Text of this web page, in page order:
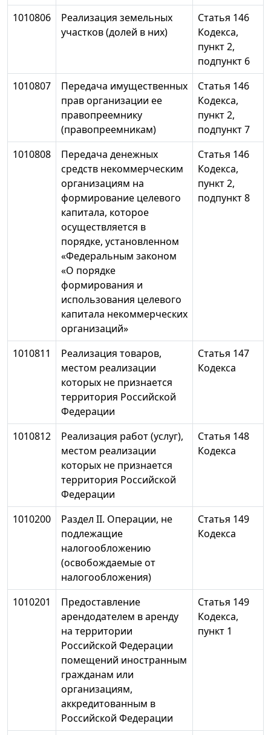
1010806
Реализация земельных
участков (долей в них)
Статья 146
Кодекса,
пункт 2,
подпункт 6
1010807
Передача имущественных
прав организации ее
правопреемнику
(правопреемникам)
Статья 146
Кодекса,
пункт 2,
подпункт 7
1010808
Передача денежных
средств некоммерческим
организациям на
формирование целевого
капитала, которое
осуществляется в
порядке, установленном
«Федеральным законом
«О порядке
формирования и
использования целевого
капитала некоммерческих
организаций»
Статья 146
Кодекса,
пункт 2,
подпункт 8
1010811
Реализация товаров,
местом реализации
которых не признается
территория Российской
Федерации
Статья 147
Кодекса
1010812
Реализация работ (услуг),
местом реализации
которых не признается
территория Российской
Федерации
Статья 148
Кодекса
1010200
Раздел II. Операции, не
подлежащие
налогообложению
(освобождаемые от
налогообложения)
Статья 149
Кодекса
1010201
Предоставление
арендодателем в аренду
на территории
Российской Федерации
помещений иностранным
гражданам или
организациям,
аккредитованным в
Российской Федерации
Статья 149
Кодекса,
пункт 1